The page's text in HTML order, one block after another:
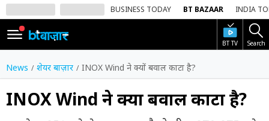
BUSINESS TODAY BT BAZAAR INDIA
BT TV Search
SIGN
IN
Dark
Mode
News शेयर बाज़ार INOX Wind ने क्यों बवाल काटा है?
INOX Wind ने क्यों बवाल काटा है?